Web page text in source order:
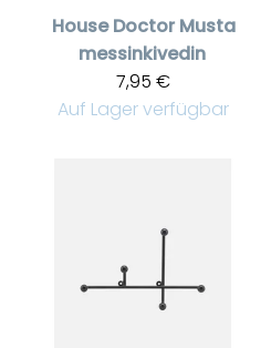
House Doctor Musta
messinkivedin
7,95 €
Auf Lager verfügbar